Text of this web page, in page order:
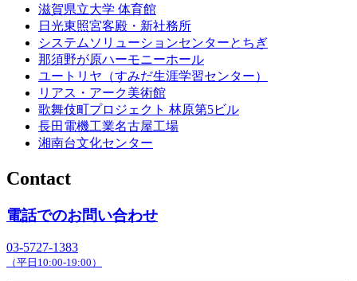
滋賀県立大学 体育館
日光東照宮客殿・新社務所
システムソリューションセンターとちぎ
那須野が原ハーモニーホール
ユートリヤ（すみだ生涯学習センター）
リアス・アーク美術館
歌舞伎町プロジェクト 林原第5ビル
長田電機工業名古屋工場
湘南台文化センター
Contact
電話でのお問い合わせ
03-5727-1383
（平日10:00-19:00）